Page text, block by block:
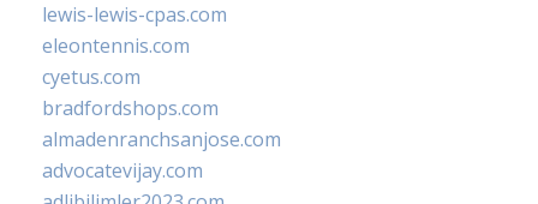
lewis-lewis-cpas.com
eleontennis.com
cyetus.com
bradfordshops.com
almadenranchsanjose.com
advocatevijay.com